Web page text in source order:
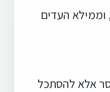
וממילא העדים
אלא להסתכל